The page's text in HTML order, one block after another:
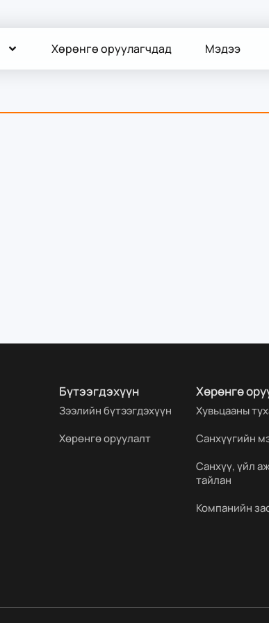
Хөрөнгө оруулагчдад Мэдээ
Бүтээгдэхүүн
Зээлийн бүтээгдэхүүн
Хөрөнгө оруулалт
Хөрөнгө
Хувьцааны
Санхүүгийн
Санхүү, үйл
тайлан
Компанийн